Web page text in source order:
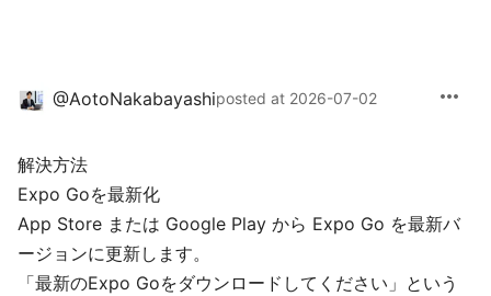
@AotoNakabayashiposted at 2026-07-02 more_horiz
解決方法
Expo Goを最新化
App Store または Google Play から Expo Go を最新バ
ージョンに更新します。
「最新のExpo Goをダウンロードしてください」という